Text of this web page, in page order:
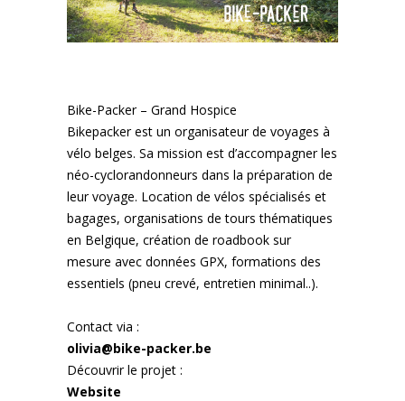
Bike-Packer – Grand Hospice
Bikepackerest un organisateur de voyages à
vélo belges. Sa mission est d’accompagner les
néo-cyclorandonneurs dans la préparation de
leur voyage. Location de vélos spécialisés et
bagages, organisations de tours thématiques
en Belgique, création de roadbook sur
mesure avec données GPX, formations des
essentiels (pneu crevé, entretien minimal..).
Contact via :
olivia@bike-packer.be
Découvrir le projet :
Website